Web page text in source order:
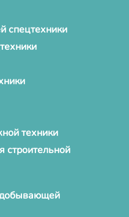
спецтехники
техники
строительной